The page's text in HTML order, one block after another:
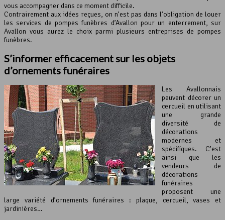
vous accompagner dans ce moment difficile.
Contrairement aux idées reçues, on n’est pas dans l’obligation de louer
les services de pompes funèbres d’Avallon pour un enterrement, sur
Avallon vous aurez le choix parmi plusieurs entreprises de pompes
funèbres.
S’informer efficacement sur les objets
d’ornements funéraires
Les Avallonnais
peuvent décorer un
cercueil en utilisant
une grande
diversité de
décorations
modernes et
spécifiques. C’est
ainsi que les
vendeurs de
décorations
funéraires
proposent une
large variété d’ornements funéraires : plaque, cercueil, vases et
jardinières…